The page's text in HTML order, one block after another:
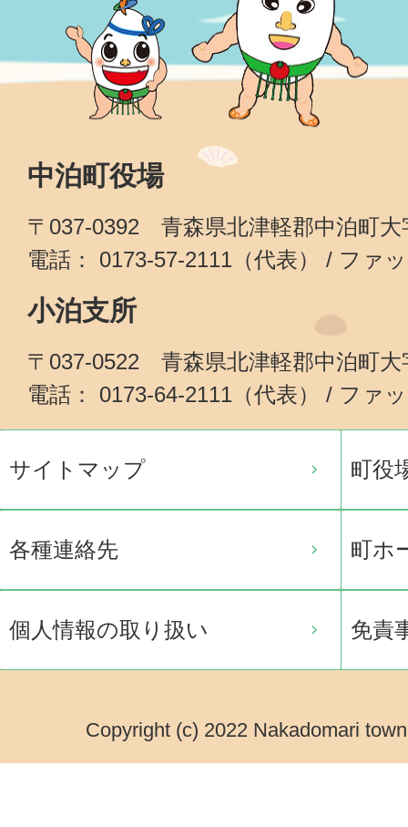
中泊町役場
〒037-0392 青森県北津軽郡中泊町大
電話： 0173-57-2111（代表） / ファ
小泊支所
〒037-0522 青森県北津軽郡中泊町大
電話： 0173-64-2111（代表） / ファ
サイトマップ 町役
各種連絡先 町ホ
個人情報の取り扱い 免責
Copyright (c) 2022 Nakadomari